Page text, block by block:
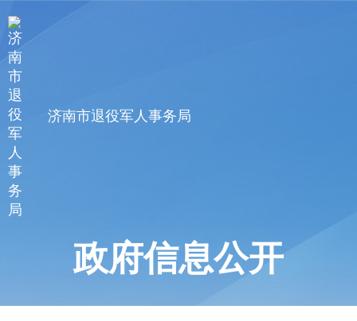
济南市退役军人事务局
政府信息公开